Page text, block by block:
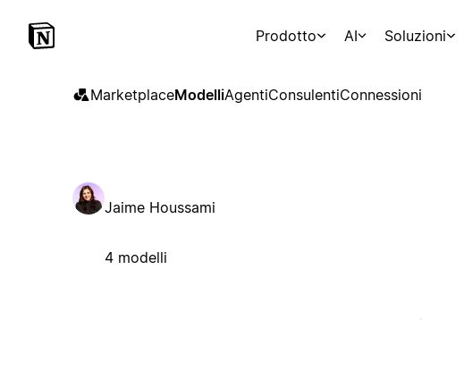
Prodotto AI Soluzioni
MarketplaceModelliAgentiConsulentiConnessioni
Jaime Houssami
4 modelli